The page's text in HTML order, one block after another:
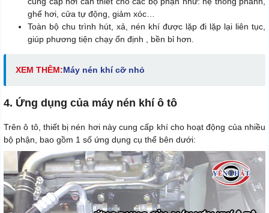
ghế hơi, cửa tự động, giảm xóc…
Toàn bộ chu trình hút, xả, nén khí được lặp đi lặp lại liên tục,
giúp phương tiện chạy ổn định , bền bỉ hơn.
XEM THÊM:Máy nén khí cỡ nhỏ
4. Ứng dụng của máy nén khí ô tô
Trên ô tô, thiết bị nén hơi này cung cấp khí cho hoạt động của nhiều
bộ phận, bao gồm 1 số ứng dụng cụ thể bên dưới: